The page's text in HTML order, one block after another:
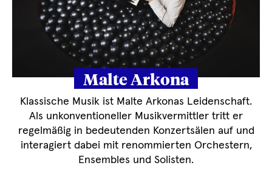
Malte Arkona
Klassische Musik ist Malte Arkonas Leidenschaft.
Als unkonventioneller Musikvermittler tritt er
regelmäßig in bedeutenden Konzertsälen auf und
interagiert dabei mit renommierten Orchestern,
Ensembles und Solisten.